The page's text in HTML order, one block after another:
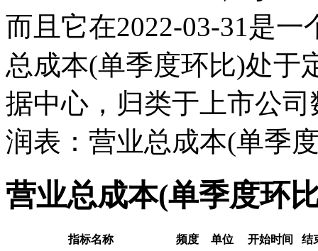
而且它在2022-03-31是
总成本(单季度环比)处于
据中心，归类于上市公
润表：营业总成本(单季
营业总成本(单季度环
指标名称 频度 单位 开始时间
结